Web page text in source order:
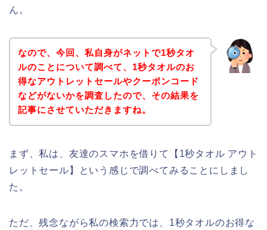
ん。
なので、今回、私自身がネットで1秒タオ
ルのことについて調べて、1秒タオルのお
得なアウトレットセールやクーポンコード
などがないかを調査したので、その結果を
記事にさせていただきますね。
まず、私は、友達のスマホを借りて【1秒タオル アウト
レットセール】という感じで調べてみることにしまし
た。
ただ、残念ながら私の検索力では、1秒タオルのお得な